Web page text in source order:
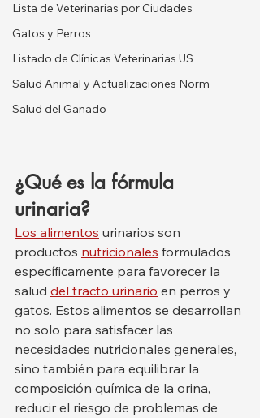
Lista de Veterinarias por Ciudades
Gatos y Perros
Listado de Clínicas Veterinarias US
Salud Animal y Actualizaciones Norm
Salud del Ganado
¿Qué es la fórmula
urinaria?
Los alimentos urinarios son
productos nutricionales formulados
específicamente para favorecer la
salud del tracto urinario en perros y
gatos. Estos alimentos se desarrollan
no solo para satisfacer las
necesidades nutricionales generales,
sino también para equilibrar la
composición química de la orina,
reducir el riesgo de problemas de